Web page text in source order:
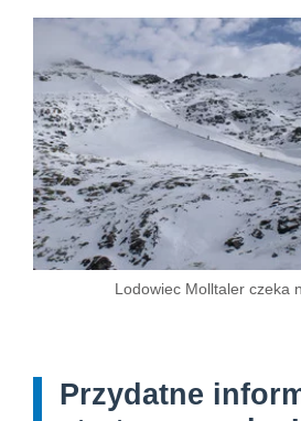
Lodowiec Molltaler czeka
Przydatne